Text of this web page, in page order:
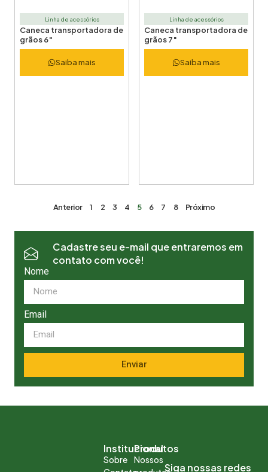
Linha de acessórios
Caneca transportadora de
grãos 6″
Saiba mais
Linha de acessórios
Caneca transportadora de
grãos 7″
Saiba mais
Anterior 1 2 3 4 5 6 7 8 Próximo
Cadastre seu e-mail que entraremos em
contato com você!
Nome
Email
Enviar
Institucional
Sobre
Produtos
Nossos
Siga nossas redes